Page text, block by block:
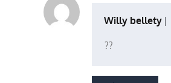
Willy bellety
??